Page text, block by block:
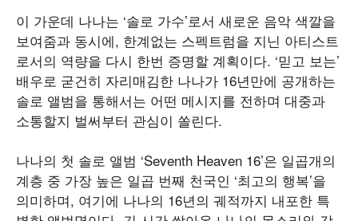
이 가운데 나나는 ‘솔로 가수’로서 새로운 음악 색깔을
보여줌과 동시에, 한계없는 스펙트럼을 지닌 아티스트
로서의 역량을 다시 한번 증명할 계획이다. ‘믿고 보는’
배우로 굳건히 자리매김한 나나가 16년만에 공개하는
솔로 앨범을 통해서는 어떤 메시지를 전하며 대중과
소통할지 벌써부터 관심이 쏠린다.
나나의 첫 솔로 앨범 ‘Seventh Heaven 16’은 일곱개의
계층 중 가장 높은 일곱 번째 천국인 ‘최고의 행복’을
의미하며, 여기에 나나의 16년의 궤적까지 내포한 특